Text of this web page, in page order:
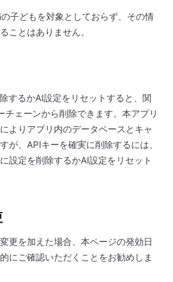
子どもを対象としておらず、その情
ことはありません。
するかAI設定をリセットすると、関
チェーンから削除できます。本アプリ
よりアプリ内のデータベースとキャ
が、APIキーを確実に削除するには、
設定を削除するかAI設定をリセット
更を加えた場合、本ページの発効日
にご確認いただくことをお勧めしま